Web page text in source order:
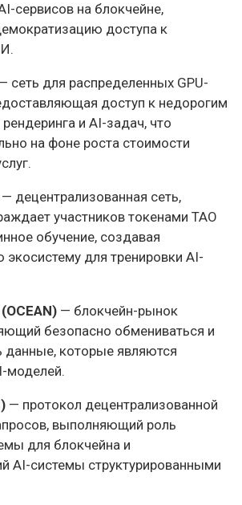
сервисов на блокчейне,
доступа к
сеть для распределенных GPU-
доступ к недорогим
и AI-задач, что
на фоне роста стоимости
— децентрализованная сеть,
участников токенами TAO
обучение, создавая
экосистему для тренировки AI-
— блокчейн-рынок
безопасно обмениваться и
данные, которые являются
моделей.
— протокол децентрализованной
выполняющий роль
для блокчейна и
AI-системы структурированными